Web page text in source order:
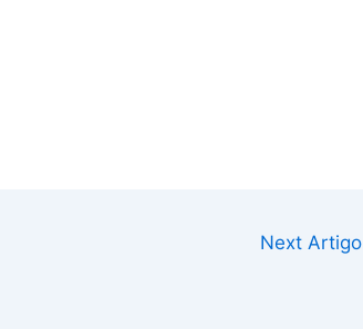
Next Artigo